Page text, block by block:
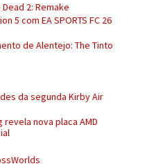
2: Remake
5 com EA SPORTS FC 26
de Alentejo: The Tinto
da segunda Kirby Air
revela nova placa AMD